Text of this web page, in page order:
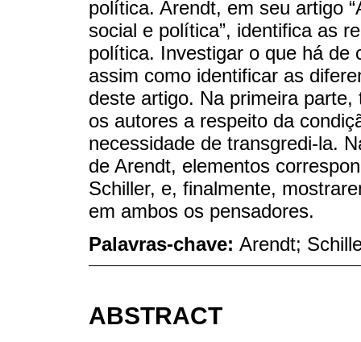
política. Arendt, em seu artigo
social e política”, identifica as
política. Investigar o que há de
assim como identificar as
deste artigo. Na primeira
os autores a respeito da
necessidade de transgredi-la.
de Arendt, elementos
Schiller, e, finalmente,
em ambos os pensadores.
Palavras-chave: Arendt;
ABSTRACT